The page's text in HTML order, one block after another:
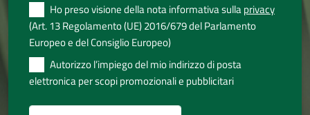
Ho preso visione della nota informativa sullaprivacy
(Art. 13 Regolamento (UE) 2016/679 del Parlamento
Europeo e del Consiglio Europeo)
Autorizzo l’impiego del mio indirizzo di posta
elettronica per scopi promozionali e pubblicitari